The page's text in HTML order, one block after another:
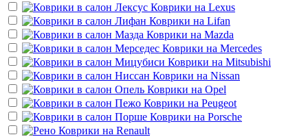
Коврики на Lexus
Коврики на Lifan
Коврики на Mazda
Коврики на Mercedes
Коврики на Mitsubishi
Коврики на Nissan
Коврики на Opel
Коврики на Peugeot
Коврики на Porsche
Коврики на Renault